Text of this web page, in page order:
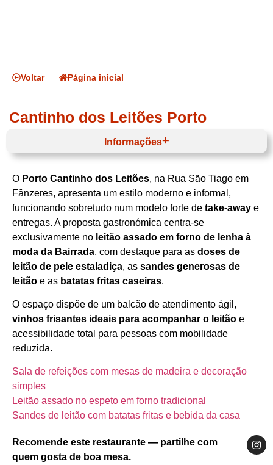
Voltar Página inicial
Cantinho dos Leitões Porto
O Porto Cantinho dos Leitões, na Rua São Tiago em
Fânzeres, apresenta um estilo moderno e informal,
funcionando sobretudo num modelo forte de take‑away e
entregas. A proposta gastronómica centra‑se
exclusivamente no leitão assado em forno de lenha à
moda da Bairrada, com destaque para as doses de
leitão de pele estaladiça, as sandes generosas de
leitão e as batatas fritas caseiras.
O espaço dispõe de um balcão de atendimento ágil,
vinhos frisantes ideais para acompanhar o leitão e
acessibilidade total para pessoas com mobilidade
reduzida.
Sala de refeições com mesas de madeira e decoração
simples
Leitão assado no espeto em forno tradicional
Sandes de leitão com batatas fritas e bebida da casa
Recomende este restaurante — partilhe com
quem gosta de boa mesa.
Informações
Horário de funcionamento